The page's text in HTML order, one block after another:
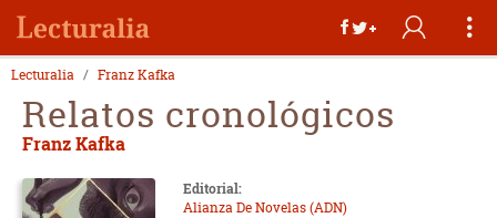
Lecturalia Franz Kafka
Relatos cronológicos
Franz Kafka
Editorial:
Alianza De Novelas (ADN)